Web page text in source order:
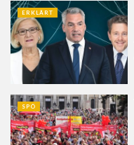
ERKLÄRT
SPÖ